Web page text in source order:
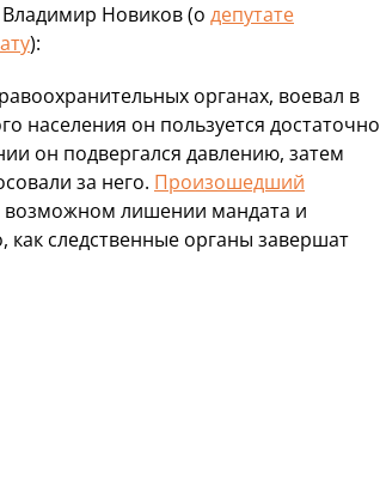
Новиков (о депутате
):
органах, воевал в
населения он пользуется достаточно
он подвергался давлению, затем
за него. Произошедший
возможном лишении мандата и
как следственные органы завершат